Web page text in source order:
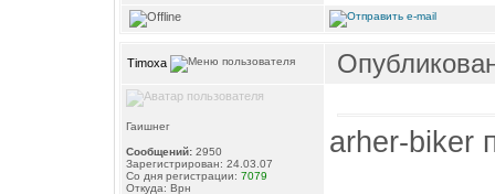
Timoxa
Гаишнег
Сообщений: 2950
Зарегистрирован: 24.03.07
Со дня регистрации: 7079
Откуда: Врн
arher-biker